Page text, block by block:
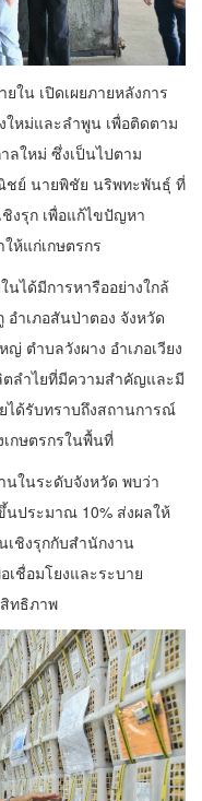
ใน เปิดเผยภายหลังการ
ใหม่และลำพูน เพื่อติดตาม
ลใหม่ ซึ่งเป็นไปตาม
ชย์ นายพิชัย นริพทะพันธุ์ ที่
งรุก เพื่อแก้ไขปัญหา
ห้แก่เกษตรกร
ได้มีการหารืออย่างใกล้
ำเภอสันป่าตอง จังหวัด
ตำบลวังผาง อำเภอเวียง
ลำไยที่มีความสำคัญและมี
ได้รับทราบถึงสถานการณ์
กษตรกรในพื้นที่
นในระดับจังหวัด พบว่า
ประมาณ 10% ส่งผลให้
เชิงรุกกับสำนักงาน
ชื่อมโยงและระบาย
ทธิภาพ